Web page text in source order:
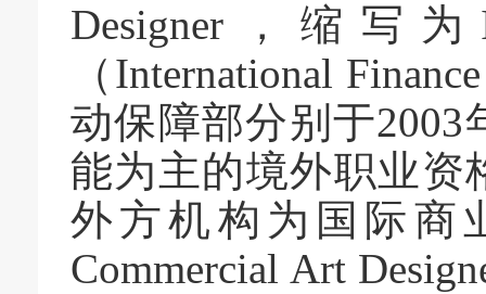
Designer，缩写
（International
动保障部分别 于2003
能为主的境外职业资
外方机构为 国际商
Commercial Art